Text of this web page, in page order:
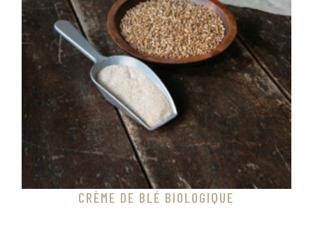
CRÈME DE BLÉ BIOLOGIQUE